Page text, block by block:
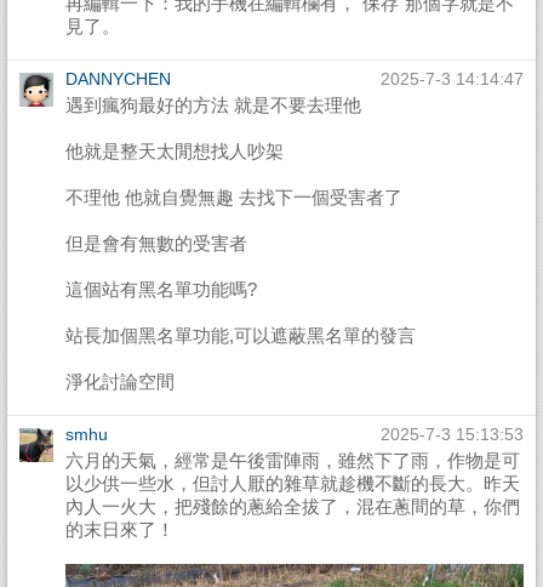
見了。
DANNYCHEN 2025-7-3 14:14:47
遇到瘋狗最好的方法 就是不要去理他
他就是整天太閒想找人吵架
不理他 他就自覺無趣 去找下一個受害者了
但是會有無數的受害者
這個站有黑名單功能嗎?
站長加個黑名單功能,可以遮蔽黑名單的發言
淨化討論空間
smhu 2025-7-3 15:13:53
六月的天氣，經常是午後雷陣雨，雖然下了雨，作物是可
以少供一些水，但討人厭的雜草就趁機不斷的長大。昨天
內人一火大，把殘餘的蔥給全拔了，混在蔥間的草，你們
的末日來了！